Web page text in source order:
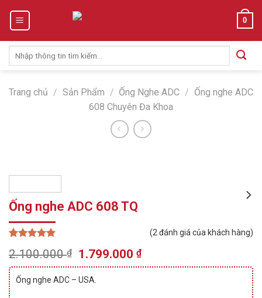
0
kiếm:
Trang chủ / Sản Phẩm / Ống Nghe ADC / Ống nghe ADC
608 Chuyên Đa Khoa
Ống nghe ADC 608 TQ
dựa trên
đánh giá
(2 đánh giá của khách hàng)
2.100.000₫
Original
price
was:
1.799.000₫Current
price
Ống nghe ADC – USA.